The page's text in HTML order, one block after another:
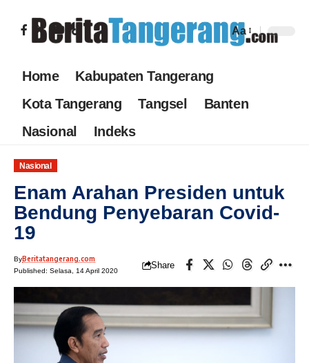
Aa
Home
Kabupaten Tangerang
Kota Tangerang
Tangsel
Banten
Nasional
Indeks
Nasional
Enam Arahan Presiden untuk
Bendung Penyebaran Covid-
19
ByBeritatangerang.com
Published: Selasa, 14 April 2020
Share